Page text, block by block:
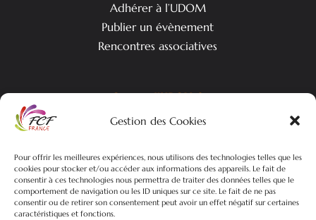
Gestion des Cookies
Pour offrir les meilleures expériences, nous utilisons des technologies telles que les
cookies pour stocker et/ou accéder aux informations des appareils. Le fait de
consentir à ces technologies nous permettra de traiter des données telles que le
comportement de navigation ou les ID uniques sur ce site. Le fait de ne pas
consentir ou de retirer son consentement peut avoir un effet négatif sur certaines
caractéristiques et fonctions.
Adhérer à l’UDOM
Publier un évènement
Rencontres associatives
Qui est l’UDOM ?
L’association & ses objectifs
Nos actualités